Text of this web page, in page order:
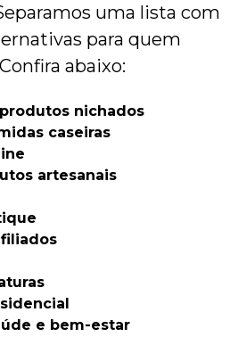
uma lista com
para quem
abaixo:
nichados
caseiras
artesanais
e bem-estar